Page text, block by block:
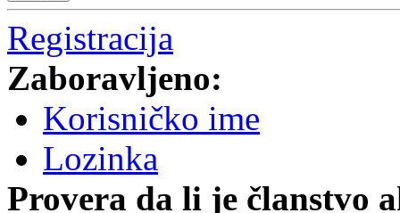
Registracija
Zaboravljeno:
Korisničko ime
Lozinka
Provera da li je članstvo